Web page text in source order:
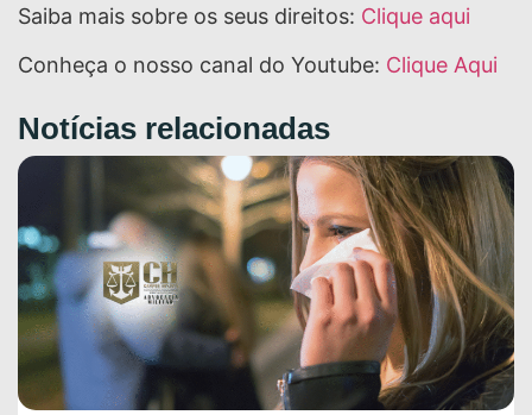
Saiba mais sobre os seus direitos: Clique aqui
Conheça o nosso canal do Youtube: Clique Aqui
Notícias relacionadas